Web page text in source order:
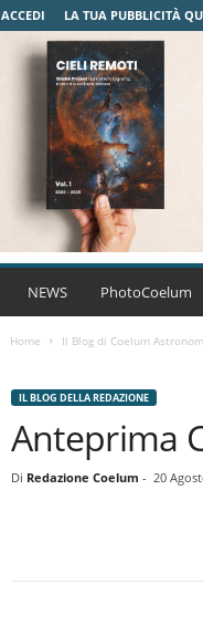
ACCEDI LA TUA PUBBLICITÀ
NEWS PhotoCoelum
Home Il Blog di Coelum
IL BLOG DELLA REDAZIONE
Anteprima
Di Redazione Coelum - 20